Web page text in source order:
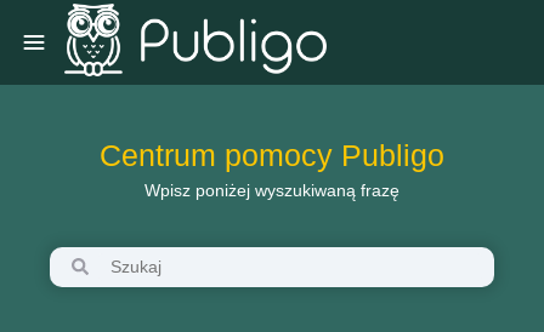
Centrum pomocy Publigo
Wpisz poniżej wyszukiwaną frazę